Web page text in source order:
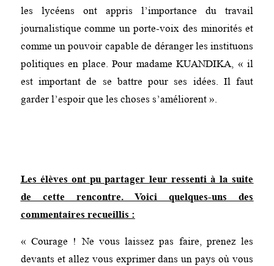
les lycéens ont appris l’importance du travail
journalistique comme un porte-voix des minorités et
comme un pouvoir capable de déranger les instituons
politiques en place. Pour madame KUANDIKA, « il
est important de se battre pour ses idées. Il faut
garder l’espoir que les choses s’améliorent ».
Les élèves ont pu partager leur ressenti à la suite
de cette rencontre. Voici quelques-uns des
commentaires recueillis :
« Courage ! Ne vous laissez pas faire, prenez les
devants et allez vous exprimer dans un pays où vous